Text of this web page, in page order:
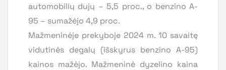
automobilių dujų – 5,5 proc., o benzino A-
95 – sumažėjo 4,9 proc.
Mažmeninėje prekyboje 2024 m. 10 savaitę
vidutinės degalų (išskyrus benzino A-95)
kainos mažėjo. Mažmeninė dyzelino kaina